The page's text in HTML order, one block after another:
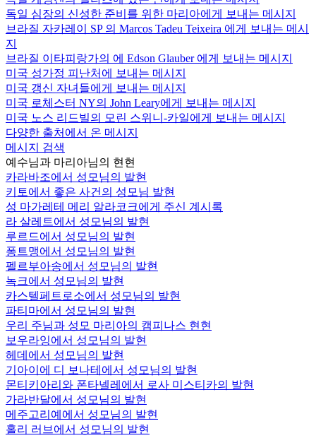
독일 심장의 신성한 준비를 위한 마리아에게 보내는 메시지
브라질 자카레이 SP 의 Marcos Tadeu Teixeira 에게 보내는 메시
지
브라질 이타피랑가의 에 Edson Glauber 에게 보내는 메시지
미국 성가정 피난처에 보내는 메시지
미국 갱신 자녀들에게 보내는 메시지
미국 로체스터 NY의 John Leary에게 보내는 메시지
미국 노스 리드빌의 모린 스위니-카일에게 보내는 메시지
다양한 출처에서 온 메시지
메시지 검색
예수님과 마리아님의 현현
카라바조에서 성모님의 발현
키토에서 좋은 사건의 성모님 발현
성 마가레테 메리 알라코크에게 주신 계시록
라 살레트에서 성모님의 발현
루르드에서 성모님의 발현
퐁트맹에서 성모님의 발현
펠르부아송에서 성모님의 발현
녹크에서 성모님의 발현
카스텔페트로소에서 성모님의 발현
파티마에서 성모님의 발현
우리 주님과 성모 마리아의 캠피나스 현현
보우라잉에서 성모님의 발현
헤데에서 성모님의 발현
기아이에 디 보나테에서 성모님의 발현
몬티키아리와 폰타넬레에서 로사 미스티카의 발현
가라반달에서 성모님의 발현
메주고리예에서 성모님의 발현
홀리 러브에서 성모님의 발현